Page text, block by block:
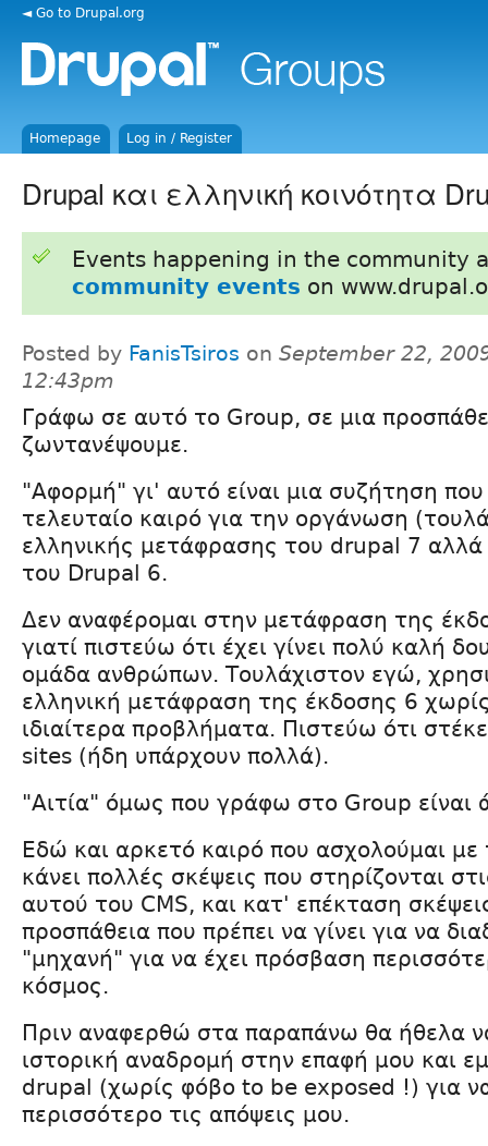
◄ Go to Drupal.org
Homepage Log in / Register
Drupal και ελληνική κοινότητα
Events happening in the community
community events on
Posted by FanisTsiros on September 22,
12:43pm
Γράφω σε αυτό το Group, σε μια
ζωντανέψουμε.
"Αφορμή" γι' αυτό είναι μια συζήτηση που
τελευταίο καιρό για την οργάνωση
ελληνικής μετάφρασης του drupal 7
του Drupal 6.
Δεν αναφέρομαι στην μετάφραση της
γιατί πιστεύω ότι έχει γίνει πολύ καλή
ομάδα ανθρώπων. Τουλάχιστον εγώ,
ελληνική μετάφραση της έκδοσης 6
ιδιαίτερα προβλήματα. Πιστεύω ότι
sites (ήδη υπάρχουν πολλά).
"Αιτία" όμως που γράφω στο Group είναι
Εδώ και αρκετό καιρό που ασχολούμαι
κάνει πολλές σκέψεις που στηρίζονται
αυτού του CMS, και κατ' επέκταση
προσπάθεια που πρέπει να γίνει για να
"μηχανή" για να έχει πρόσβαση
κόσμος.
Πριν αναφερθώ στα παραπάνω θα ήθελα
ιστορική αναδρομή στην επαφή μου και
drupal (χωρίς φόβο to be exposed !) για
περισσότερο τις απόψεις μου.